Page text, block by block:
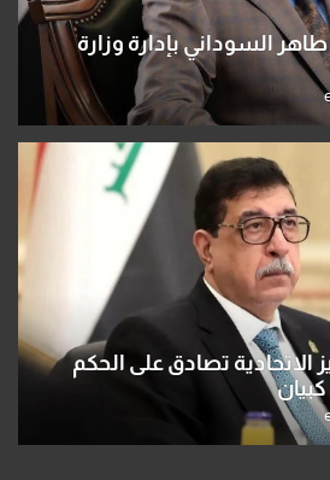
السوداني بإدارة وزارة
الاتحادية تصادق على الحكم